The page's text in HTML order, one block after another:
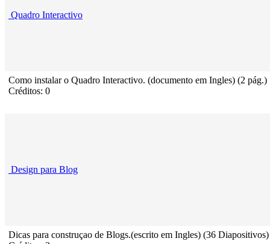
Quadro Interactivo
Como instalar o Quadro Interactivo. (documento em Ingles) (2 pág.)
Créditos: 0
Design para Blog
Dicas para construçao de Blogs.(escrito em Ingles) (36 Diapositivos)